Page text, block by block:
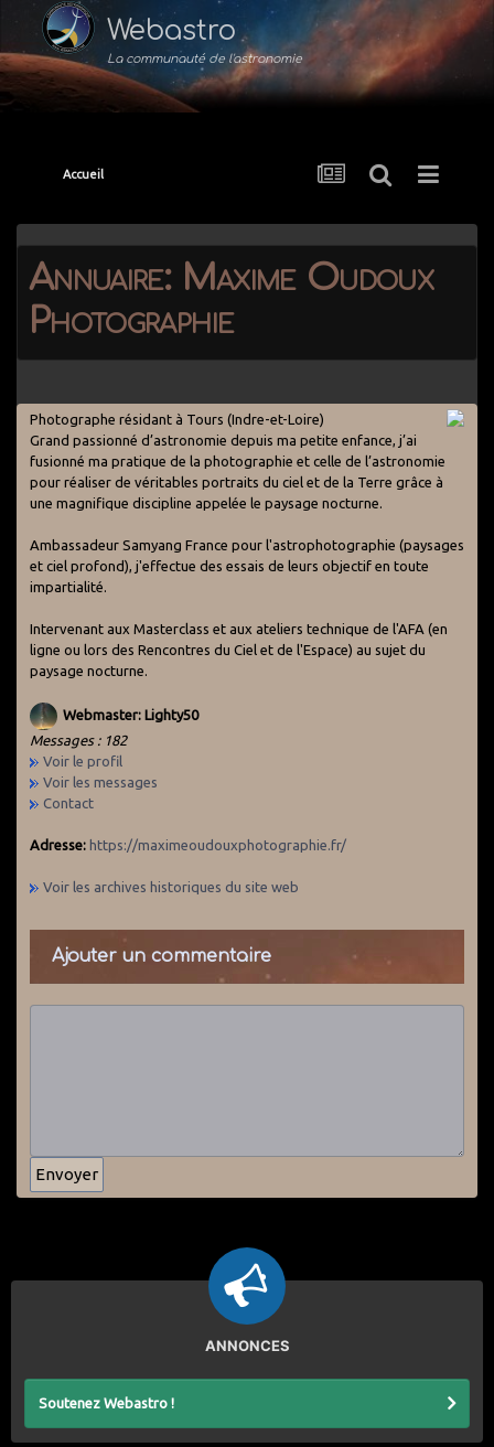
Webastro
La communauté de l'astronomie
Accueil
Annuaire: Maxime Oudoux
Photographie
Photographe résidant à Tours (Indre-et-Loire)
Grand passionné d’astronomie depuis ma petite enfance, j’ai
fusionné ma pratique de la photographie et celle de l’astronomie
pour réaliser de véritables portraits du ciel et de la Terre grâce à
une magnifique discipline appelée le paysage nocturne.
Ambassadeur Samyang France pour l'astrophotographie (paysages
et ciel profond), j'effectue des essais de leurs objectif en toute
impartialité.
Intervenant aux Masterclass et aux ateliers technique de l'AFA (en
ligne ou lors des Rencontres du Ciel et de l'Espace) au sujet du
paysage nocturne.
Webmaster: Lighty50
Messages : 182
Voir le profil
Voir les messages
Contact
Adresse: https://maximeoudouxphotographie.fr/
Voir les archives historiques du site web
Ajouter un commentaire
ANNONCES
Soutenez Webastro !